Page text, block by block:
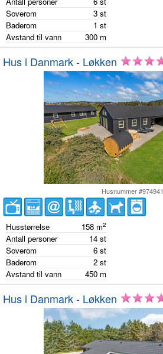
Soverom
3 st
Baderom
1 st
Avstand til vann
300 m
Hus i Danmark - Løkken
Husnummer #974941
Husstørrelse 158 m2
Antall personer 14 st
Soverom
6 st
Baderom
2 st
Avstand til vann
450 m
Hus i Danmark - Løkken